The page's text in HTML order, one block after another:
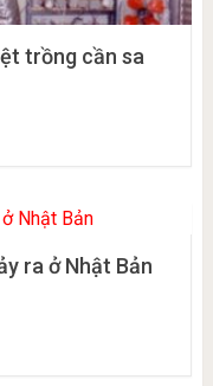
trồng cần sa
ra ở Nhật Bản